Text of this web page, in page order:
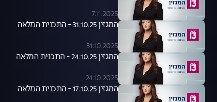
7.11.2025
המגזין 31.10.25 - התכנית המלאה
31.10.2025
המגזין 24.10.25 - התכנית המלאה
24.10.2025
המגזין 17.10.25 - התכנית המלאה